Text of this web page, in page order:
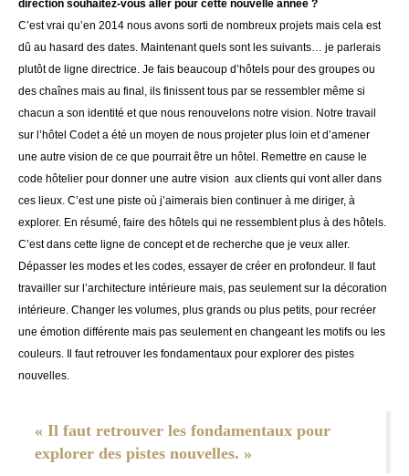
direction souhaitez-vous aller pour cette nouvelle année ?
C’est vrai qu’en 2014 nous avons sorti de nombreux projets mais cela est
dû au hasard des dates. Maintenant quels sont les suivants… je parlerais
plutôt de ligne directrice. Je fais beaucoup d’hôtels pour des groupes ou
des chaînes mais au final, ils finissent tous par se ressembler même si
chacun a son identité et que nous renouvelons notre vision. Notre travail
sur l’hôtel Codet a été un moyen de nous projeter plus loin et d’amener
une autre vision de ce que pourrait être un hôtel. Remettre en cause le
code hôtelier pour donner une autre vision aux clients qui vont aller dans
ces lieux. C’est une piste où j’aimerais bien continuer à me diriger, à
explorer. En résumé, faire des hôtels qui ne ressemblent plus à des hôtels.
C’est dans cette ligne de concept et de recherche que je veux aller.
Dépasser les modes et les codes, essayer de créer en profondeur. Il faut
travailler sur l’architecture intérieure mais, pas seulement sur la décoration
intérieure. Changer les volumes, plus grands ou plus petits, pour recréer
une émotion différente mais pas seulement en changeant les motifs ou les
couleurs. Il faut retrouver les fondamentaux pour explorer des pistes
nouvelles.
« Il faut retrouver les fondamentaux pour
explorer des pistes nouvelles. »